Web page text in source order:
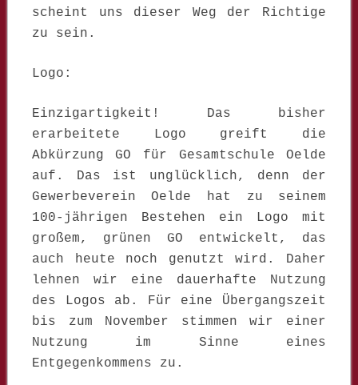
scheint uns dieser Weg der Richtige
zu sein.
Logo:
Einzigartigkeit! Das bisher
erarbeitete Logo greift die
Abkürzung GO für Gesamtschule Oelde
auf. Das ist unglücklich, denn der
Gewerbeverein Oelde hat zu seinem
100-jährigen Bestehen ein Logo mit
großem, grünen GO entwickelt, das
auch heute noch genutzt wird. Daher
lehnen wir eine dauerhafte Nutzung
des Logos ab. Für eine Übergangszeit
bis zum November stimmen wir einer
Nutzung im Sinne eines
Entgegenkommens zu.